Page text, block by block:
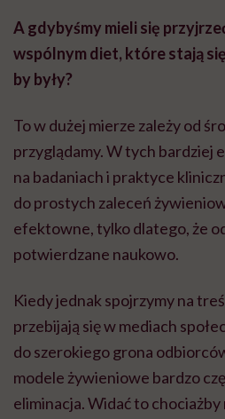
potwierdzane naukowo.
Kiedy jednak spojrzymy na
do szerokiego grona
modele żywieniowe bardzo
eliminacja. Widać to chociażby
popularnej dziś diety
produktach zwierzęcych i
produktów. Podobnie jest z
pewnie jeszcze o tym
opiera się na istotnych
także bazuje na eliminowaniu
produktów.